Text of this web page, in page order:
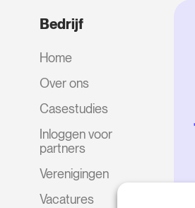
Bedrijf
Home
Over ons
Casestudies
Inloggen voor
partners
Verenigingen
Vacatures